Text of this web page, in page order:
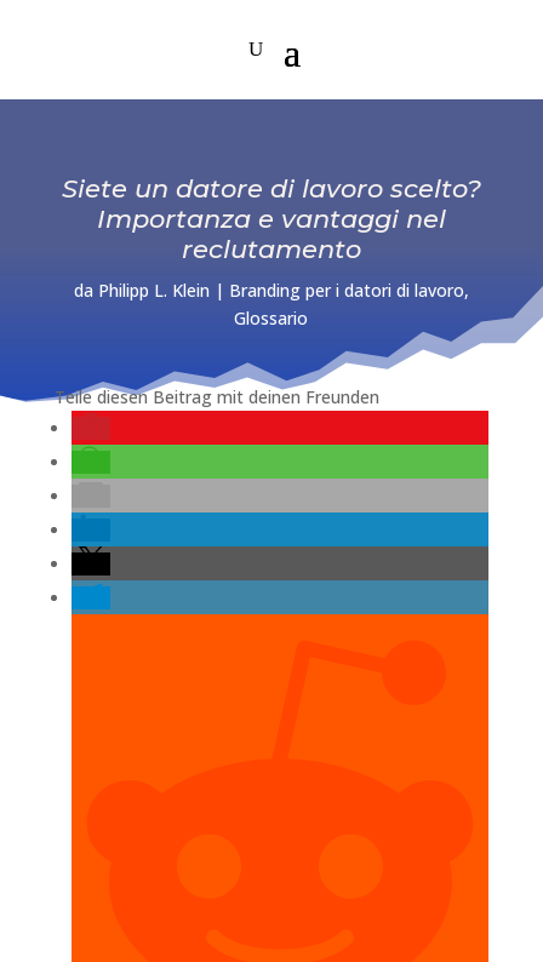
Siete un datore di lavoro scelto?
Importanza e vantaggi nel
reclutamento
da Philipp L. Klein | Branding per i datori di lavoro,
Glossario
Teile diesen Beitrag mit deinen Freunden